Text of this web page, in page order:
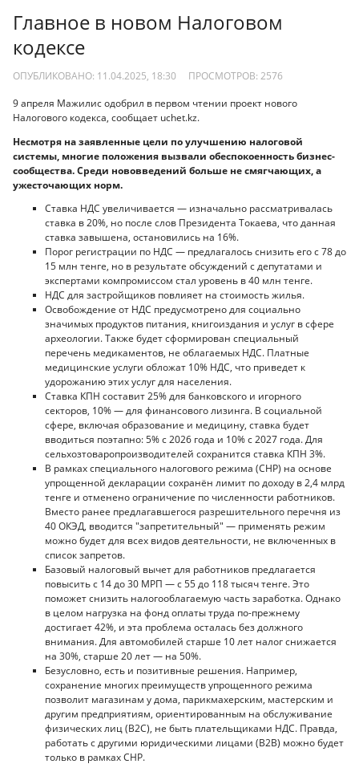
Главное в новом Налоговом
кодексе
ОПУБЛИКОВАНО: 11.04.2025, 18:30 ПРОСМОТРОВ: 2576
9 апреля Мажилис одобрил в первом чтении проект нового
Налогового кодекса, сообщает uchet.kz.
Несмотря на заявленные цели по улучшению налоговой
системы, многие положения вызвали обеспокоенность бизнес-
сообщества. Среди нововведений больше не смягчающих, а
ужесточающих норм.
Ставка НДС увеличивается — изначально рассматривалась
ставка в 20%, но после слов Президента Токаева, что данная
ставка завышена, остановились на 16%.
Порог регистрации по НДС — предлагалось снизить его с 78 до
15 млн тенге, но в результате обсуждений с депутатами и
экспертами компромиссом стал уровень в 40 млн тенге.
НДС для застройщиков повлияет на стоимость жилья.
Освобождение от НДС предусмотрено для социально
значимых продуктов питания, книгоиздания и услуг в сфере
археологии. Также будет сформирован специальный
перечень медикаментов, не облагаемых НДС. Платные
медицинские услуги обложат 10% НДС, что приведет к
удорожанию этих услуг для населения.
Ставка КПН составит 25% для банковского и игорного
секторов, 10% — для финансового лизинга. В социальной
сфере, включая образование и медицину, ставка будет
вводиться поэтапно: 5% с 2026 года и 10% с 2027 года. Для
сельхозтоваропроизводителей сохранится ставка КПН 3%.
В рамках специального налогового режима (СНР) на основе
упрощенной декларации сохранён лимит по доходу в 2,4 млрд
тенге и отменено ограничение по численности работников.
Вместо ранее предлагавшегося разрешительного перечня из
40 ОКЭД, вводится "запретительный" — применять режим
можно будет для всех видов деятельности, не включенных в
список запретов.
Базовый налоговый вычет для работников предлагается
повысить с 14 до 30 МРП — с 55 до 118 тысяч тенге. Это
поможет снизить налогооблагаемую часть заработка. Однако
в целом нагрузка на фонд оплаты труда по-прежнему
достигает 42%, и эта проблема осталась без должного
внимания. Для автомобилей старше 10 лет налог снижается
на 30%, старше 20 лет — на 50%.
Безусловно, есть и позитивные решения. Например,
сохранение многих преимуществ упрощенного режима
позволит магазинам у дома, парикмахерским, мастерским и
другим предприятиям, ориентированным на обслуживание
физических лиц (B2C), не быть плательщиками НДС. Правда,
работать с другими юридическими лицами (B2B) можно будет
только в рамках СНР.